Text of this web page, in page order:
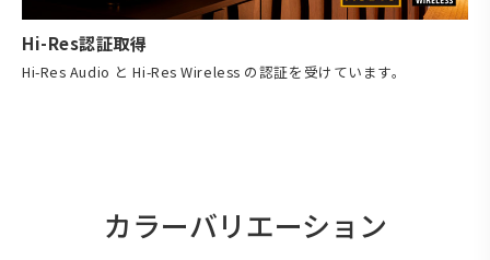
Hi-Res認証取得
Hi-Res Audio と Hi-Res Wireless の認証を受けています。
カラーバリエーション